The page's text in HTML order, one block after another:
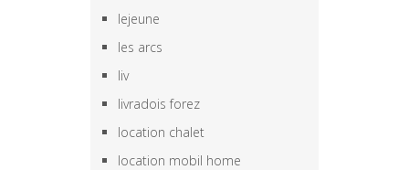
lejeune
les arcs
liv
livradois forez
location chalet
location mobil home